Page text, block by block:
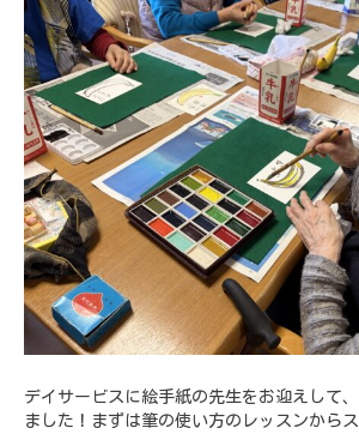
デイサービスに絵手紙の先生をお迎えして
ました！まずは筆の使い方のレッスンから